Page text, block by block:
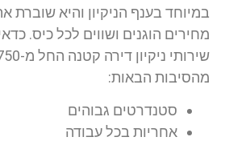
במיוחד בענף הניקיון והיא שוברת
מחירים הוגנים ושווים לכל כיס.
מהסיבות הבאות:
סטנדרטים גבוהים
אחריות בכל עבודה